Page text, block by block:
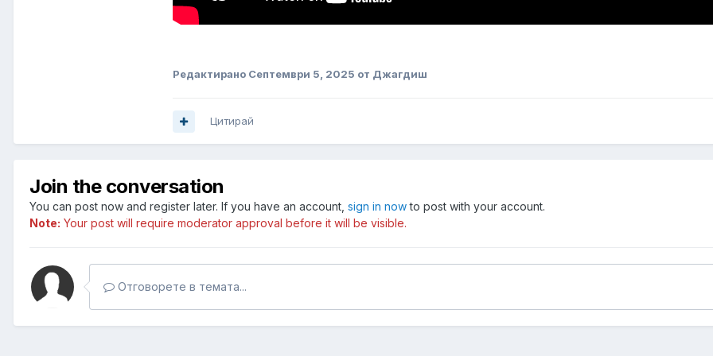
Редактирано Септември 5, 2025 от Джагдиш
Цитирай
Join the conversation
You can post now and register later. If you have an account, sign in nowto post with your account.
Note: Your post will require moderator approval before it will be visible.
Отговорете в темата...